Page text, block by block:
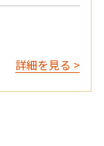
詳細を見る >